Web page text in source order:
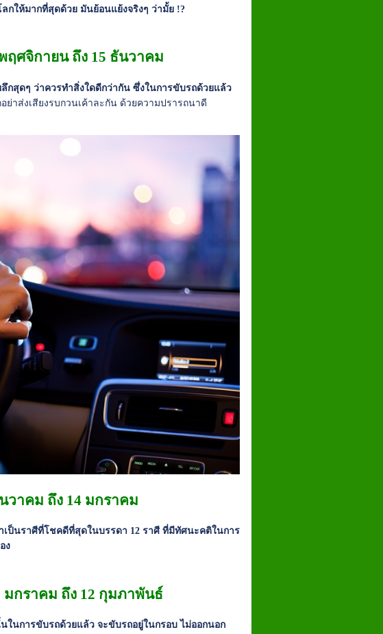
กให้มากที่สุดด้วย มันย้อนแย้งจริงๆ ว่ามั้ย !?
ฤศจิกายน ถึง 15 ธันวาคม
สุดๆ ว่าควรทำสิ่งใดดีกว่ากัน ซึ่งในการขับรถด้วยแล้ว
าส่งเสียงรบกวนเค้าละกัน ด้วยความปรารถนาดี
วาคม ถึง 14 มกราคม
เป็นราศีที่โชคดีที่สุดในบรรดา 12 ราศี ที่มีทัศนะคติในการ
ง
มกราคม ถึง 12 กุมภาพันธ์
ในการขับรถด้วยแล้ว จะขับรถอยู่ในกรอบ ไม่ออกนอก